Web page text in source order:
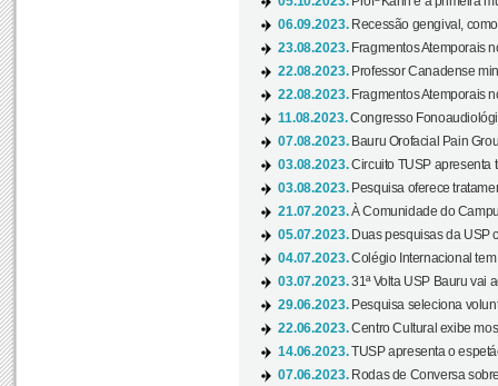
06.09.2023. Recessão gengival,
23.08.2023. Fragmentos Atemporais
22.08.2023. Professor Canadense
22.08.2023. Fragmentos Atemporais
11.08.2023.Congresso
07.08.2023. Bauru Orofacial Pain
03.08.2023.Circuito TUSP apresenta
03.08.2023. Pesquisa oferece
21.07.2023.À Comunidade do
05.07.2023. Duas pesquisas da USP
04.07.2023.Colégio Internacional
03.07.2023.31ª Volta USP Bauru vai
29.06.2023. Pesquisa seleciona
22.06.2023.Centro Cultural exibe
14.06.2023.TUSP apresenta o
07.06.2023. Rodas de Conversa